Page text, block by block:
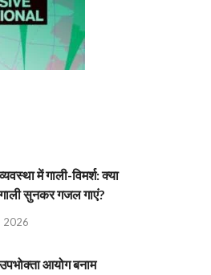
में गाली-विमर्श: क्या
सुनकर गजल गाएं?
2026
आयोग बनाम